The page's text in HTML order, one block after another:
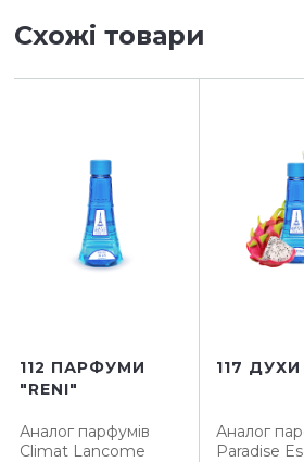
Схожі товари
112 ПАРФУМИ
"RENI"
Аналог парфумів
Climat Lancome
117 ДУХИ
Аналог
Paradise